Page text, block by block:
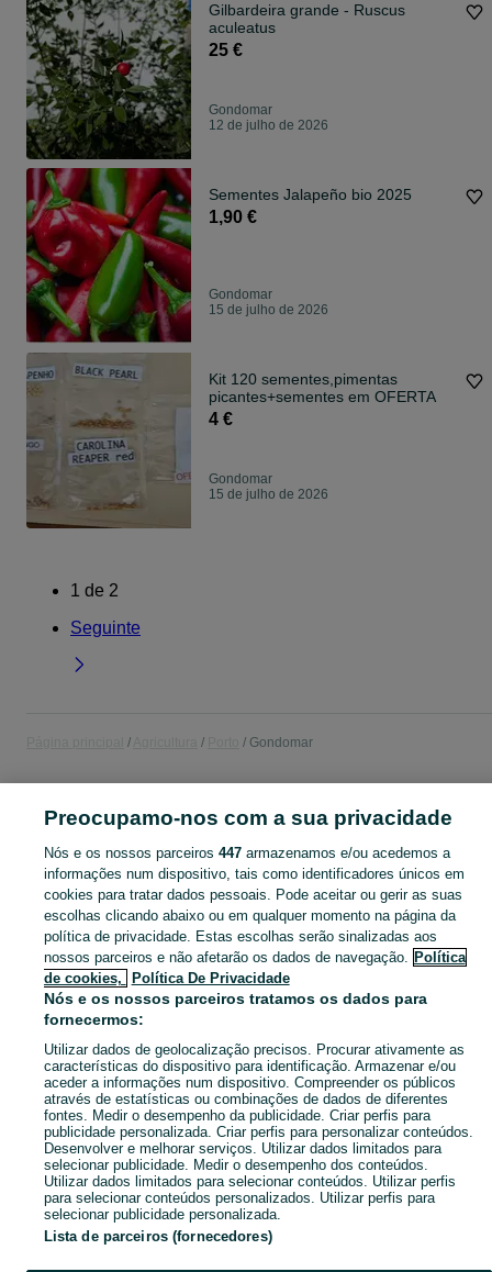
Gilbardeira grande - Ruscus
aculeatus
25 €
Gondomar
12 de julho de 2026
Sementes Jalapeño bio 2025
1,90 €
Gondomar
15 de julho de 2026
Kit 120 sementes,pimentas
picantes+sementes em OFERTA
4 €
Gondomar
15 de julho de 2026
1 de 2
Seguinte
Gondomar
CATEGORIA
Anúncios Classificados Agricultura - Veja os anúncios ou publique o seu anúncio de Agricultura grátis no OLX. Mostrar
Mapa do site
Mapa das freguesias
Mapa de mini-sites
Pesquisas populares
Preocupamo-nos com a sua privacidade
Nós e os nossos parceiros 447armazenamos e/ou acedemos a
informações num dispositivo, tais como identificadores únicos em
cookies para tratar dados pessoais. Pode aceitar ou gerir as suas
escolhas clicando abaixo ou em qualquer momento na página da
política de privacidade. Estas escolhas serão sinalizadas aos
nossos parceiros e não afetarão os dados de navegação. Política
de cookies,
Política De Privacidade
Nós e os nossos parceiros tratamos os dados para
fornecermos:
Utilizar dados de geolocalização precisos. Procurar ativamente as
características do dispositivo para identificação. Armazenar e/ou
aceder a informações num dispositivo. Compreender os públicos
através de estatísticas ou combinações de dados de diferentes
fontes. Medir o desempenho da publicidade. Criar perfis para
publicidade personalizada. Criar perfis para personalizar conteúdos.
Desenvolver e melhorar serviços. Utilizar dados limitados para
selecionar publicidade. Medir o desempenho dos conteúdos.
Utilizar dados limitados para selecionar conteúdos. Utilizar perfis
para selecionar conteúdos personalizados. Utilizar perfis para
selecionar publicidade personalizada.
Lista de parceiros (fornecedores)